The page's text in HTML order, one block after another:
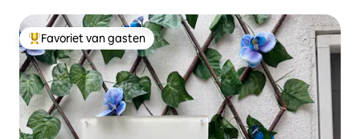
Topfavoriet van gasten
Favoriet van gasten